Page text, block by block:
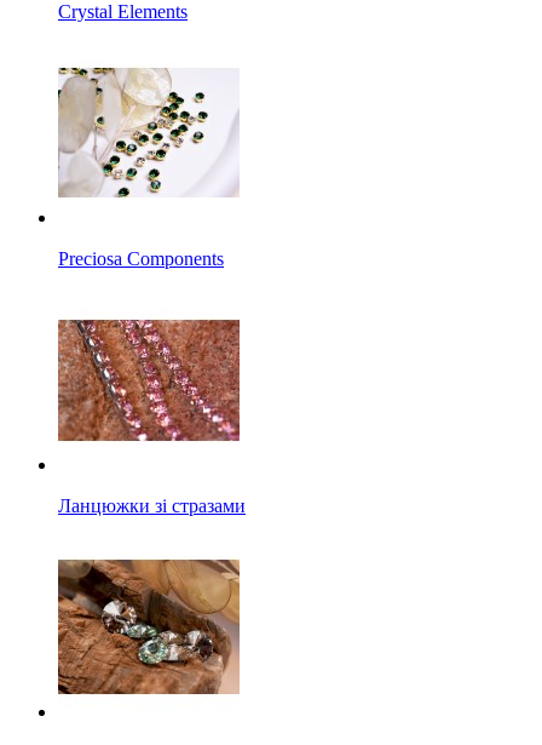
Crystal Elements
Preciosa Components
Ланцюжки зі стразами